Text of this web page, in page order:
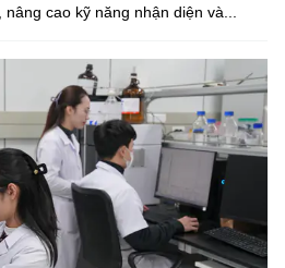
cao kỹ năng nhận diện và...